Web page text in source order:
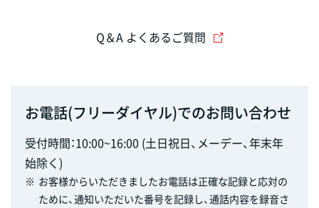
Q＆A よくあるご質問
お電話(フリーダイヤル)でのお問い合わせ
受付時間：10:00~16:00 (土日祝日、メーデー、年末年
始除く)
※ お客様からいただきましたお電話は正確な記録と応対の
ために、通知いただいた番号を記録し、通話内容を録音さ